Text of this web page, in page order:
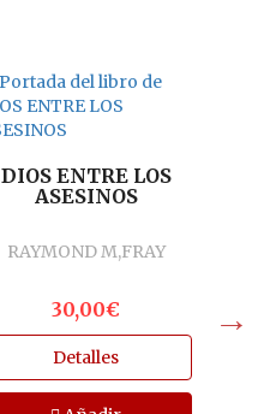
DIOS ENTRE LOS
ASESINOS
RAYMOND M,FRAY
30,00€
Detalles